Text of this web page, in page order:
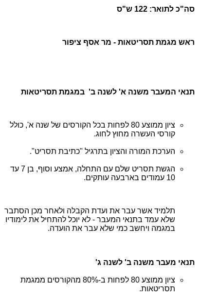
סה"כ לתואר: 122 ש"ס
ראש מגמת תסריטאות - מר אסף ציפור
תנאי המעבר משנה א' לשנה ב' במגמת תסריטאות
ציון ממוצע 80 לפחות בכל הקורסים של שנה א', כולל
קורסי העשרה מחוץ לחוג.
הערכת המורה והציון בתרגיל "כתיבת תסריט".
הגשת תסריט שלם עם התחלה, אמצע וסוף, בן 7 עד
10 עמודים בארבעה עותקים.
תלמיד אשר עבר את ועדת הקבלה ולאחר מכן הסתבר
שלא עמד בתנאי המעבר - לא יוכל להתחיל את לימודיו
במגמה ויחשב כמי שלא עבר את הועדה.
תנאי מעבר משנה ב' לשנה ג'
ציון ממוצע 80 לפחות ב-80% מהקורסים ממגמת
תסריטאות.